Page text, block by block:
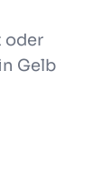
oder
Gelb